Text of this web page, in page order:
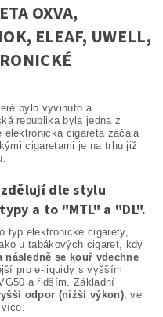
OXVA,
ELEAF, UWELL,
bylo vyvinuto a
republika byla jedna z
cigareta začala
cigaretami je na trhu již
dle stylu
a to "MTL" a "DL".
typ elektronické cigarety,
u tabákových cigaret, kdy
se kouř vdechne
pro e-liquidy s vyšším
a řidším. Základní
odpor (nižší výkon), ve